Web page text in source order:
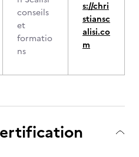
conseils
et
formatio
ns
s://chri
stiansc
alisi.co
m